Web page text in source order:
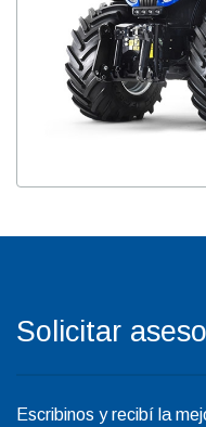
Solicitar
Escribinos y recibí la